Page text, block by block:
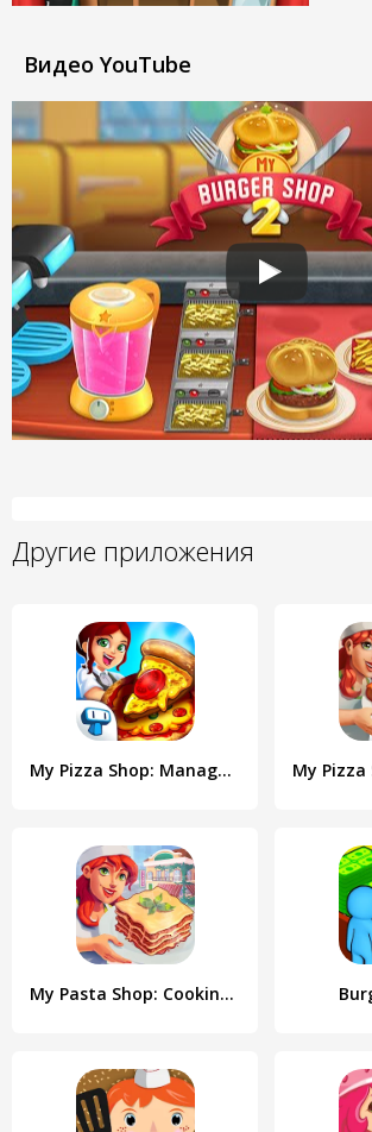
Видео YouTube
Другие приложения
My Pizza Shop: Management Game
My Pasta Shop: Cooking Game